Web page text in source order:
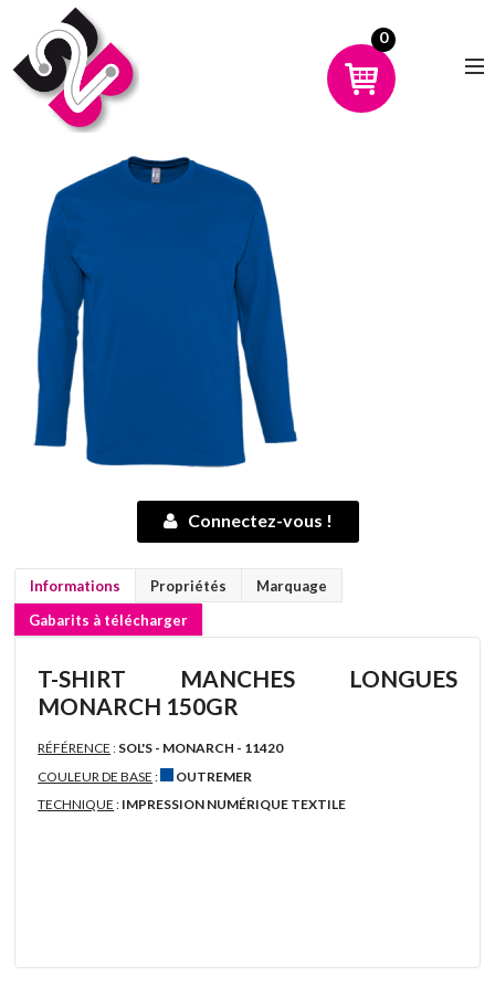
CHOISIR UN PRODUIT
AVANTAGES
MON COMPTE
DÉMO
CONTACT
0
Connectez-vous !
Informations Propriétés
Marquage
Gabarits à télécharger
T-SHIRT MANCHES LONGUES
MONARCH 150GR
RÉFÉRENCE : SOL'S - MONARCH - 11420
COULEUR DE BASE :
OUTREMER
TECHNIQUE : IMPRESSION NUMÉRIQUE TEXTILE